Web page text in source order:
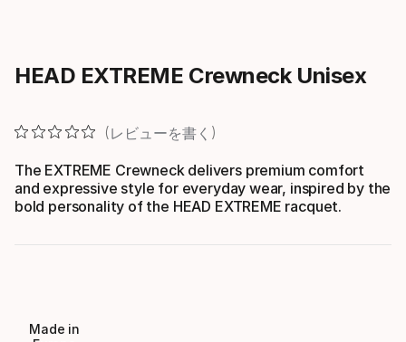
HEAD EXTREME Crewneck Unisex
レビューを書く
The EXTREME Crewneck delivers premium comfort
and expressive style for everyday wear, inspired by the
bold personality of the HEAD EXTREME racquet.
Made in